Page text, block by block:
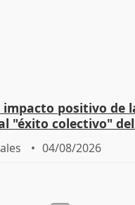
positivo de
"éxito colectivo"
04/08/2026